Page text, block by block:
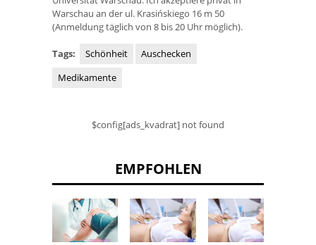
Warschau an der ul. Krasińskiego 16 m 50
(Anmeldung täglich von 8 bis 20 Uhr möglich).
Tags: Schönheit
Auschecken
Medikamente
$config[ads_kvadrat] not found
EMPFOHLEN